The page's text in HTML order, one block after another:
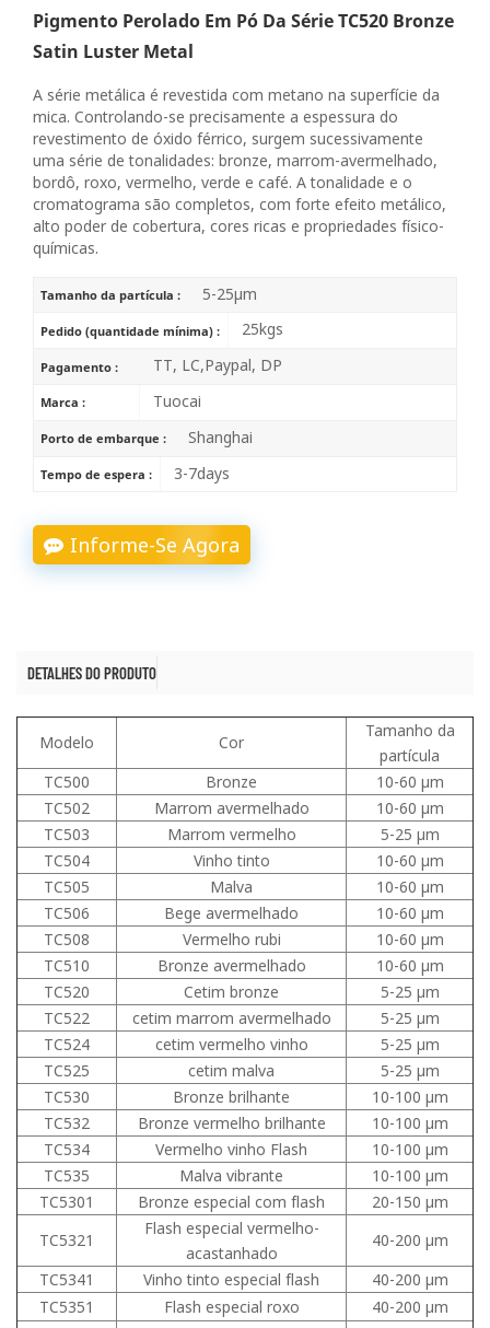
Pigmento Perolado Em Pó Da Série TC520 Bronze
Satin Luster Metal
A série metálica é revestida com metano na superfície da
mica. Controlando-se precisamente a espessura do
revestimento de óxido férrico, surgem sucessivamente
uma série de tonalidades: bronze, marrom-avermelhado,
bordô, roxo, vermelho, verde e café. A tonalidade e o
cromatograma são completos, com forte efeito metálico,
alto poder de cobertura, cores ricas e propriedades físico-
químicas.
Tamanho da partícula : 5-25μm
Pedido (quantidade mínima) : 25kgs
Pagamento : TT, LC,Paypal, DP
Marca : Tuocai
Porto de embarque : Shanghai
Tempo de espera : 3-7days
Informe-Se Agora
DETALHES DO PRODUTO
Modelo Cor
Tamanho da
partícula
TC500
Bronze
10-60 μm
TC502
Marrom avermelhado
10-60 μm
TC503
Marrom vermelho
5-25 μm
TC504
Vinho tinto
10-60 μm
TC505
Malva
10-60 μm
TC506
Bege avermelhado
10-60 μm
TC508
Vermelho rubi
10-60 μm
TC510
Bronze avermelhado
10-60 μm
TC520
Cetim bronze
5-25 μm
TC522
cetim marrom avermelhado
5-25 μm
TC524
cetim vermelho vinho
5-25 μm
TC525
cetim malva
5-25 μm
TC530
Bronze brilhante
10-100 μm
TC532
Bronze vermelho brilhante
10-100 μm
TC534
Vermelho vinho Flash
10-100 μm
TC535
Malva vibrante
10-100 μm
TC5301
Bronze especial com flash
20-150 μm
TC5321
Flash especial vermelho-
acastanhado
40-200 μm
TC5341
Vinho tinto especial flash
40-200 μm
TC5351
Flash especial roxo
40-200 μm